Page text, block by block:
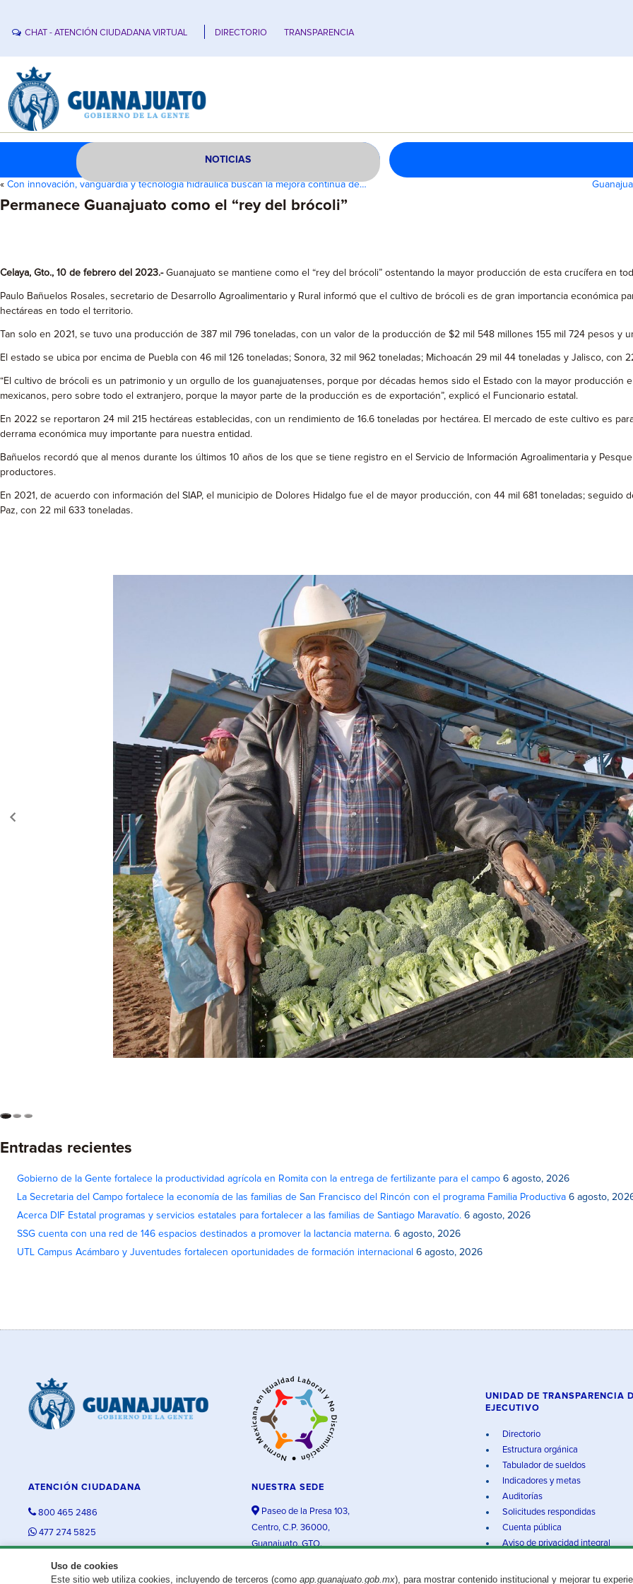
CHAT - ATENCIÓN CIUDADANA VIRTUAL DIRECTORIO TRANSPARENCIA
NOTICIAS
« Con innovación, vanguardia y tecnología hidráulica buscan la mejora continua de…
Permanece Guanajuato como el “rey del brócoli”
Celaya, Gto., 10 de febrero del 2023.-Guanajuato se mantiene como el “rey del brócoli” ostentando la mayor producción de esta crucífera en
Paulo Bañuelos Rosales, secretario de Desarrollo Agroalimentario y Rural informó que el cultivo de brócoli es de gran importancia económica
hectáreas en todo el territorio.
Tan solo en 2021, se tuvo una producción de 387 mil 796 toneladas, con un valor de la producción de $2 mil 548 millones 155 mil 724 pesos y
El estado se ubica por encima de Puebla con 46 mil 126 toneladas; Sonora, 32 mil 962 toneladas; Michoacán 29 mil 44 toneladas y Jalisco, con
“El cultivo de brócoli es un patrimonio y un orgullo de los guanajuatenses, porque por décadas hemos sido el Estado con la mayor
mexicanos, pero sobre todo el extranjero, porque la mayor parte de la producción es de exportación”, explicó el Funcionario estatal.
En 2022 se reportaron 24 mil 215 hectáreas establecidas, con un rendimiento de 16.6 toneladas por hectárea. El mercado de este cultivo es
derrama económica muy importante para nuestra entidad.
Bañuelos recordó que al menos durante los últimos 10 años de los que se tiene registro en el Servicio de Información Agroalimentaria y
productores.
En 2021, de acuerdo con información del SIAP, el municipio de Dolores Hidalgo fue el de mayor producción, con 44 mil 681 toneladas; seguido
Paz, con 22 mil 633 toneladas.
Entradas recientes
Gobierno de la Gente fortalece la productividad agrícola en Romita con la entrega de fertilizante para el campo 6 agosto, 2026
La Secretaria del Campo fortalece la economía de las familias de San Francisco del Rincón con el programa Familia Productiva 6 agosto,
Acerca DIF Estatal programas y servicios estatales para fortalecer a las familias de Santiago Maravatío. 6 agosto, 2026
SSG cuenta con una red de 146 espacios destinados a promover la lactancia materna. 6 agosto, 2026
UTL Campus Acámbaro y Juventudes fortalecen oportunidades de formación internacional 6 agosto, 2026
Uso de cookies
Este sitio web utiliza cookies, incluyendo de terceros (como app.guanajuato.gob.mx), para mostrar contenido institucional y mejorar tu
ATENCIÓN CIUDADANA
800 465 2486
477 274 5825
NUESTRA SEDE
Paseo de la Presa 103,
Centro, C.P. 36000,
Guanajuato, GTO.
UNIDAD DE TRANSPARENCIA
EJECUTIVO
Directorio
Estructura orgánica
Tabulador de sueldos
Indicadores y metas
Auditorías
Solicitudes respondidas
Cuenta pública
Aviso de privacidad integral